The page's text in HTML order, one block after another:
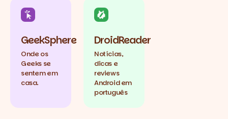
GeekSphere
Onde os
Geeks se
sentem em
casa.
DroidReader
Notícias,
dicas e
reviews
Android em
português